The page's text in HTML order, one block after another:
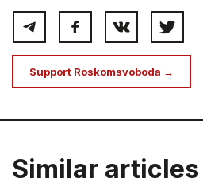
Support Roskomsvoboda →
Similar articles